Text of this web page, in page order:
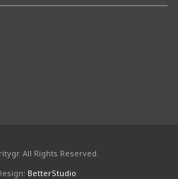
All Rights Reserved.
BetterStudio